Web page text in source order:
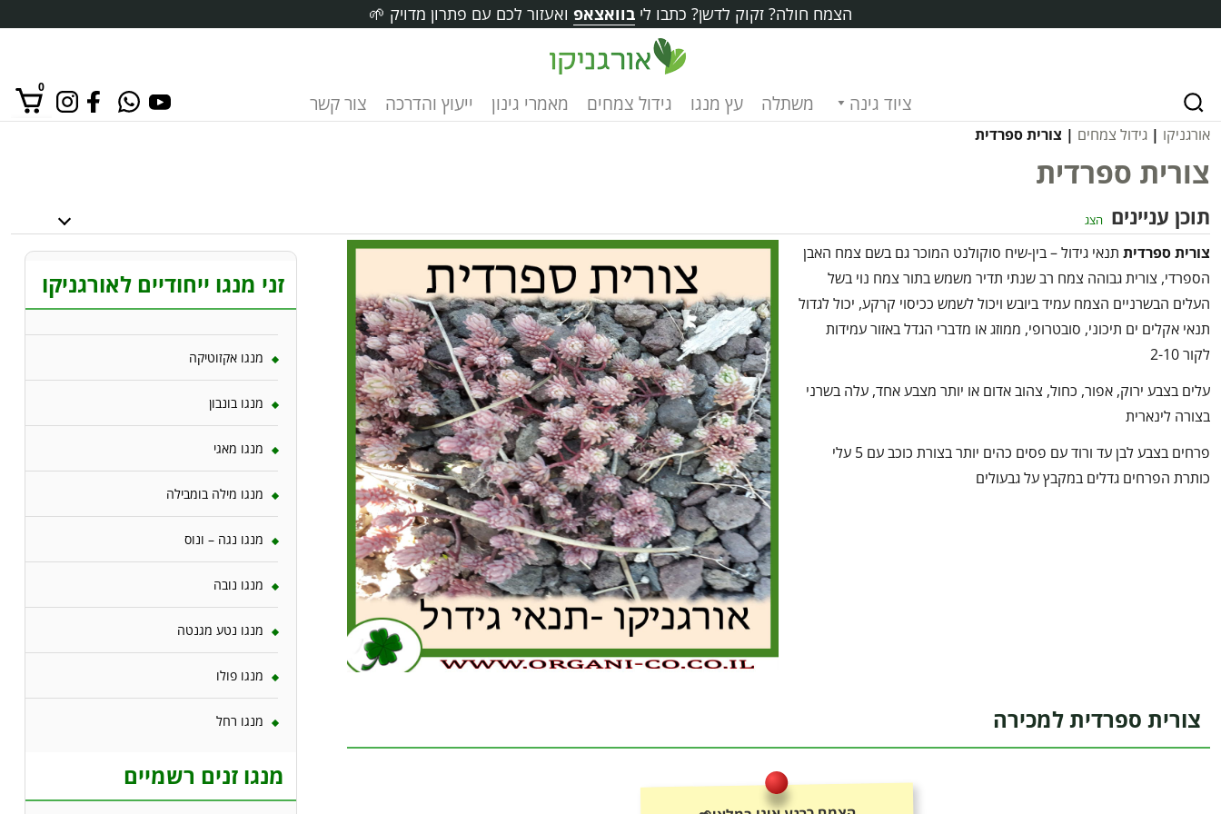
הצמח חולה? זקוק לדשן? כתבו לי בוואצאפ ואעזור לכם עם פתרון מדויק 🌱
ציוד גינה משתלה עץ מנגו גידול צמחים מאמרי גינון ייעוץ והדרכה צור קשר
0
אורגניקו | גידול צמחים | צורית ספרדית
צורית ספרדית
תוכן עניינים הצג
צורית ספרדית תנאי גידול – בין-שיח סוקולנט המוכר גם בשם צמח האבן
הספרדי, צורית גבוהה צמח רב שנתי תדיר משמש בתור צמח נוי בשל
העלים הבשרניים הצמח עמיד ביובש ויכול לשמש ככיסוי קרקע, יכול לגדול
תנאי אקלים ים תיכוני, סובטרופי, ממוזג או מדברי הגדל באזור עמידות
לקור 2-10
עלים בצבע ירוק, אפור, כחול, צהוב אדום או יותר מצבע אחד, עלה בשרני
בצורה לינארית
פרחים בצבע לבן עד ורוד עם פסים כהים יותר בצורת כוכב עם 5 עלי
כותרת הפרחים גדלים במקבץ על גבעולים
צורית ספרדית למכירה
זני מנגו ייחודיים לאורגניקו
מנגו אקזוטיקה
מנגו בונבון
מנגו מאגי
מנגו מילה בומבילה
מנגו נגה – ונוס
מנגו נובה
מנגו נטע מגנטה
מנגו פולו
מנגו רחל
מנגו זנים רשמיים